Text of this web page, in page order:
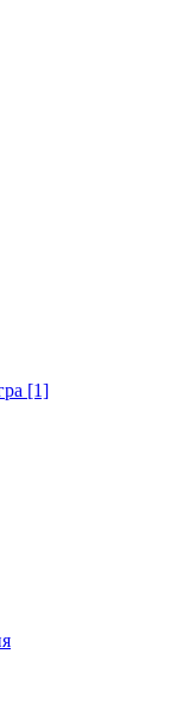
[1]